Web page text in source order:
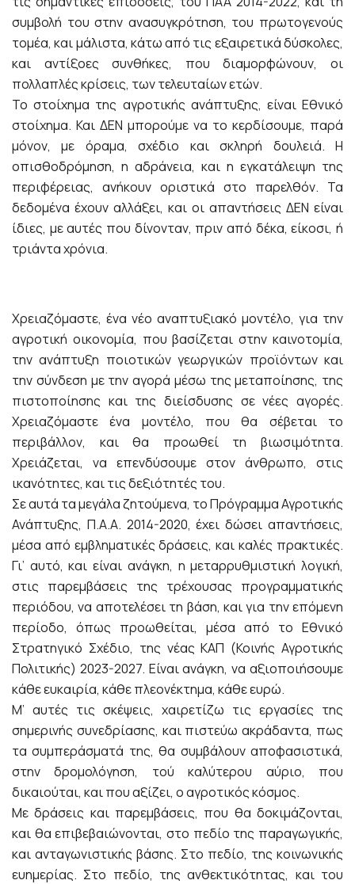
συμβολή του στην ανασυγκρότηση, του πρωτογενούς
τομέα, και μάλιστα, κάτω από τις εξαιρετικά δύσκολες,
και αντίξοες συνθήκες, που διαμορφώνουν, οι
πολλαπλές κρίσεις, των τελευταίων ετών.
Το στοίχημα της αγροτικής ανάπτυξης, είναι Εθνικό
στοίχημα. Και ΔΕΝ μπορούμε να το κερδίσουμε, παρά
μόνον, με όραμα, σχέδιο και σκληρή δουλειά. Η
οπισθοδρόμηση, η αδράνεια, και η εγκατάλειψη της
περιφέρειας, ανήκουν οριστικά στο παρελθόν. Τα
δεδομένα έχουν αλλάξει, και οι απαντήσεις ΔΕΝ είναι
ίδιες, με αυτές που δίνονταν, πριν από δέκα, είκοσι, ή
τριάντα χρόνια.
Χρειαζόμαστε, ένα νέο αναπτυξιακό μοντέλο, για την
αγροτική οικονομία, που βασίζεται στην καινοτομία,
την ανάπτυξη ποιοτικών γεωργικών προϊόντων και
την σύνδεση με την αγορά μέσω της μεταποίησης, της
πιστοποίησης και της διείσδυσης σε νέες αγορές.
Χρειαζόμαστε ένα μοντέλο, που θα σέβεται το
περιβάλλον, και θα προωθεί τη βιωσιμότητα.
Χρειάζεται, να επενδύσουμε στον άνθρωπο, στις
ικανότητες, και τις δεξιότητές του.
Σε αυτά τα μεγάλα ζητούμενα, το Πρόγραμμα Αγροτικής
Ανάπτυξης, Π.Α.Α. 2014-2020, έχει δώσει απαντήσεις,
μέσα από εμβληματικές δράσεις, και καλές πρακτικές.
Γι’ αυτό, και είναι ανάγκη, η μεταρρυθμιστική λογική,
στις παρεμβάσεις της τρέχουσας προγραμματικής
περιόδου, να αποτελέσει τη βάση, και για την επόμενη
περίοδο, όπως προωθείται, μέσα από το Εθνικό
Στρατηγικό Σχέδιο, της νέας ΚΑΠ (Κοινής Αγροτικής
Πολιτικής) 2023-2027. Είναι ανάγκη, να αξιοποιήσουμε
κάθε ευκαιρία, κάθε πλεονέκτημα, κάθε ευρώ.
Μ’ αυτές τις σκέψεις, χαιρετίζω τις εργασίες της
σημερινής συνεδρίασης, και πιστεύω ακράδαντα, πως
τα συμπεράσματά της, θα συμβάλουν αποφασιστικά,
στην δρομολόγηση, τού καλύτερου αύριο, που
δικαιούται, και που αξίζει, ο αγροτικός κόσμος.
Με δράσεις και παρεμβάσεις, που θα δοκιμάζονται,
και θα επιβεβαιώνονται, στο πεδίο της παραγωγικής,
και ανταγωνιστικής βάσης. Στο πεδίο, της κοινωνικής
ευημερίας. Στο πεδίο, της ανθεκτικότητας, και του